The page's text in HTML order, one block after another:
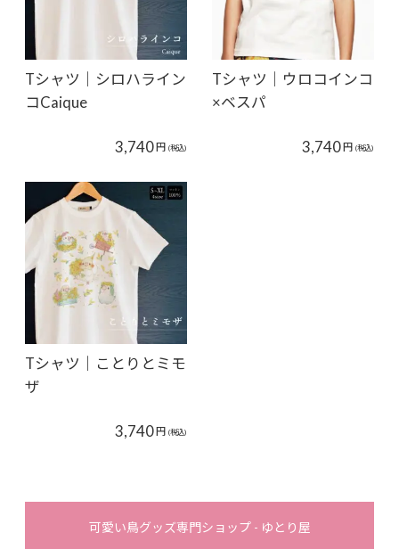
Tシャツ｜シロハライン
コCaique
3,740円 (税込)
Tシャツ｜ウロコインコ
×ベスパ
3,740円 (税込)
Tシャツ｜ことりとミモ
ザ
3,740円 (税込)
可愛い鳥グッズ専門ショップ - ゆとり屋